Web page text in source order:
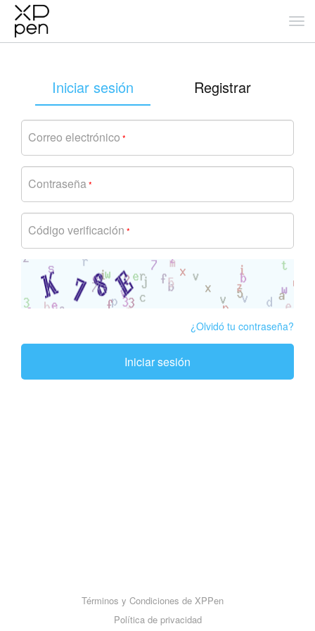
Iniciar sesión Registrar
Correo electrónico *
Contraseña*
Código verificación *
¿Olvidó tu contraseña?
Iniciar sesión
Términos y Condiciones de XPPen
Política de privacidad